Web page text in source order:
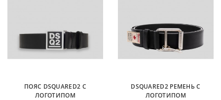
ПОЯС DSQUARED2 С
ЛОГОТИПОМ
DSQUARED2 РЕМЕНЬ С
ЛОГОТИПОМ